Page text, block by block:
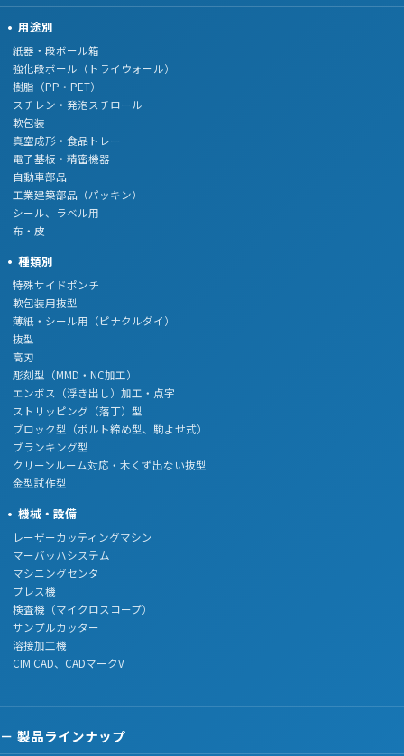
用途別
紙器・段ボール箱
強化段ボール（トライウォール）
樹脂（PP・PET）
スチレン・発泡スチロール
軟包装
真空成形・食品トレー
電子基板・精密機器
自動車部品
工業建築部品（パッキン）
シール、ラベル用
布・皮
種類別
特殊サイドポンチ
軟包装用抜型
薄紙・シール用（ピナクルダイ）
抜型
高刃
彫刻型（MMD・NC加工）
エンボス（浮き出し）加工・点字
ストリッピング（落丁）型
ブロック型（ボルト締め型、駒よせ式）
ブランキング型
クリーンルーム対応・木くず出ない抜型
金型試作型
機械・設備
レーザーカッティングマシン
マーバッハシステム
マシニングセンタ
プレス機
検査機（マイクロスコープ）
サンプルカッター
溶接加工機
CIM CAD、CADマークV
製品ラインナップ